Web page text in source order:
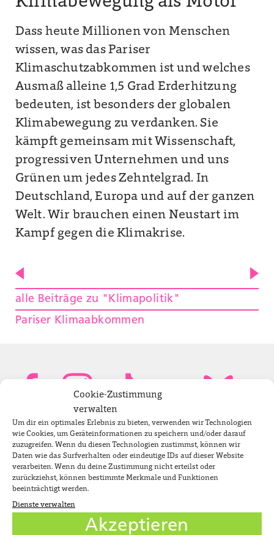
Cookie-Zustimmung
verwalten
Um dir ein optimales Erlebnis zu bieten, verwenden wir Technologien
wie Cookies, um Geräteinformationen zu speichern und/oder darauf
zuzugreifen. Wenn du diesen Technologien zustimmst, können wir
Daten wie das Surfverhalten oder eindeutige IDs auf dieser Website
verarbeiten. Wenn du deine Zustimmung nicht erteilst oder
zurückziehst, können bestimmte Merkmale und Funktionen
beeinträchtigt werden.
Dienste verwalten
Akzeptieren
Dass heute Millionen von Menschen
wissen, was das Pariser
Klimaschutzabkommen ist und welches
Ausmaß alleine 1,5 Grad Erderhitzung
bedeuten, ist besonders der globalen
Klimabewegung zu verdanken. Sie
kämpft gemeinsam mit Wissenschaft,
progressiven Unternehmen und uns
Grünen um jedes Zehntelgrad. In
Deutschland, Europa und auf der ganzen
Welt. Wir brauchen einen Neustart im
Kampf gegen die Klimakrise.
alle Beiträge zu "Klimapolitik"
Pariser Klimaabkommen
Bundestagsabgeordnete
Newsletter